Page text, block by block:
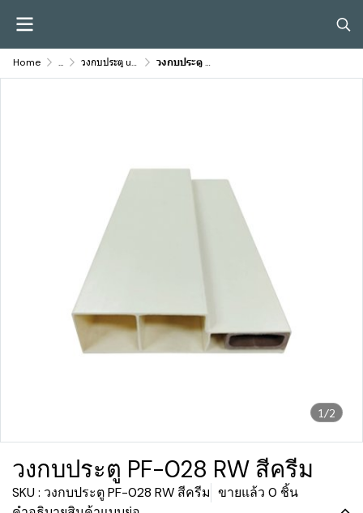
Home ... วงกบประตู uPVC / VINYL - DOORS FRAME วงกบประตู PF-028 RW สีครีม
1/2
วงกบประตู PF-028 RW สีครีม
SKU : วงกบประตู PF-028 RW สีครีม ขายแล้ว 0 ชิ้น